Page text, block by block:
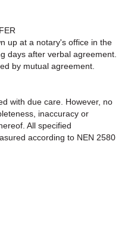
up at a notary's office in the
days after verbal agreement.
by mutual agreement.
with due care. However, no
inaccuracy or
All specified
according to NEN 2580